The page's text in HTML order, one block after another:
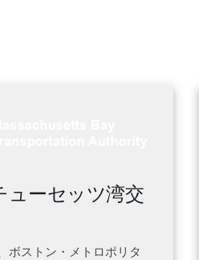
ューセッツ湾交
ボストン・メトロポリタ